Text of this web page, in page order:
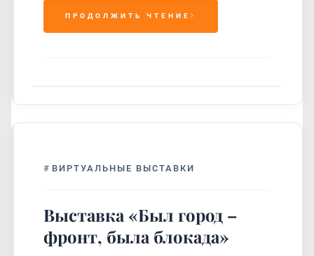
ПРОДОЛЖИТЬ ЧТЕНИЕ
# ВИРТУАЛЬНЫЕ ВЫСТАВКИ
Выставка «Был город –
фронт, была блокада»